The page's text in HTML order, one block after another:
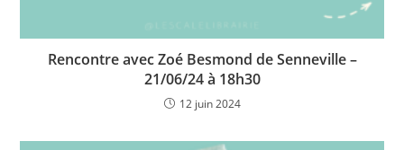
Rencontre avec Zoé Besmond de Senneville –
21/06/24 à 18h30
12 juin 2024